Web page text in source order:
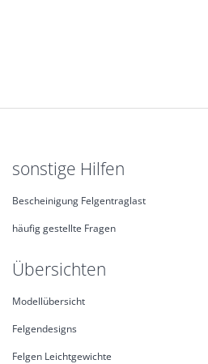
sonstige Hilfen
Bescheinigung Felgentraglast
häufig gestellte Fragen
Übersichten
Modellübersicht
Felgendesigns
Felgen Leichtgewichte